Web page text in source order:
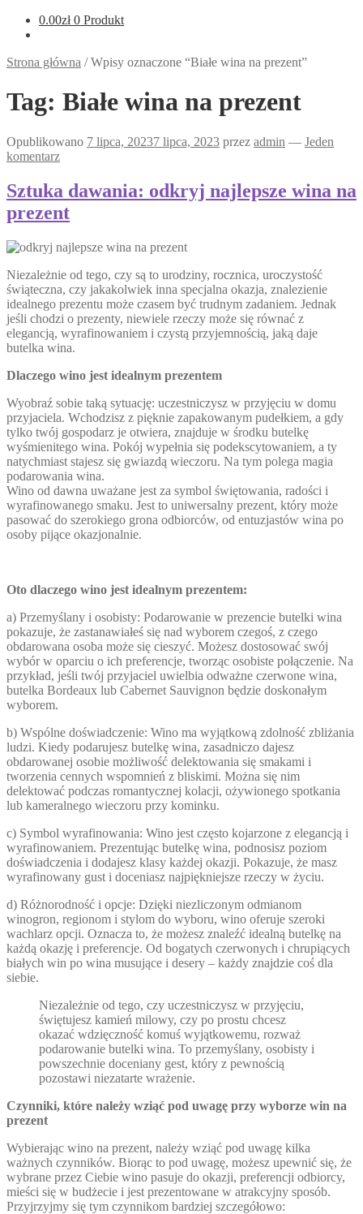
0.00zł 0 Produkt
Strona główna /Wpisy oznaczone “Białe wina na prezent”
Tag: Białe wina na prezent
Opublikowano 7 lipca, 20237 lipca, 2023 przez admin — Jeden
komentarz
Sztuka dawania: odkryj najlepsze wina na
prezent
Niezależnie od tego, czy są to urodziny, rocznica, uroczystość
świąteczna, czy jakakolwiek inna specjalna okazja, znalezienie
idealnego prezentu może czasem być trudnym zadaniem. Jednak
jeśli chodzi o prezenty, niewiele rzeczy może się równać z
elegancją, wyrafinowaniem i czystą przyjemnością, jaką daje
butelka wina.
Dlaczego wino jest idealnym prezentem
Wyobraź sobie taką sytuację: uczestniczysz w przyjęciu w domu
przyjaciela. Wchodzisz z pięknie zapakowanym pudełkiem, a gdy
tylko twój gospodarz je otwiera, znajduje w środku butelkę
wyśmienitego wina. Pokój wypełnia się podekscytowaniem, a ty
natychmiast stajesz się gwiazdą wieczoru. Na tym polega magia
podarowania wina.
Wino od dawna uważane jest za symbol świętowania, radości i
wyrafinowanego smaku. Jest to uniwersalny prezent, który może
pasować do szerokiego grona odbiorców, od entuzjastów wina po
osoby pijące okazjonalnie.
Oto dlaczego wino jest idealnym prezentem:
a) Przemyślany i osobisty: Podarowanie w prezencie butelki wina
pokazuje, że zastanawiałeś się nad wyborem czegoś, z czego
obdarowana osoba może się cieszyć. Możesz dostosować swój
wybór w oparciu o ich preferencje, tworząc osobiste połączenie. Na
przykład, jeśli twój przyjaciel uwielbia odważne czerwone wina,
butelka Bordeaux lub Cabernet Sauvignon będzie doskonałym
wyborem.
b) Wspólne doświadczenie: Wino ma wyjątkową zdolność zbliżania
ludzi. Kiedy podarujesz butelkę wina, zasadniczo dajesz
obdarowanej osobie możliwość delektowania się smakami i
tworzenia cennych wspomnień z bliskimi. Można się nim
delektować podczas romantycznej kolacji, ożywionego spotkania
lub kameralnego wieczoru przy kominku.
c) Symbol wyrafinowania: Wino jest często kojarzone z elegancją i
wyrafinowaniem. Prezentując butelkę wina, podnosisz poziom
doświadczenia i dodajesz klasy każdej okazji. Pokazuje, że masz
wyrafinowany gust i doceniasz najpiękniejsze rzeczy w życiu.
d) Różnorodność i opcje: Dzięki niezliczonym odmianom
winogron, regionom i stylom do wyboru, wino oferuje szeroki
wachlarz opcji. Oznacza to, że możesz znaleźć idealną butelkę na
każdą okazję i preferencje. Od bogatych czerwonych i chrupiących
białych win po wina musujące i desery – każdy znajdzie coś dla
siebie.
Niezależnie od tego, czy uczestniczysz w przyjęciu,
świętujesz kamień milowy, czy po prostu chcesz
okazać wdzięczność komuś wyjątkowemu, rozważ
podarowanie butelki wina. To przemyślany, osobisty i
powszechnie doceniany gest, który z pewnością
pozostawi niezatarte wrażenie.
Czynniki, które należy wziąć pod uwagę przy wyborze win na
prezent
Wybierając wino na prezent, należy wziąć pod uwagę kilka
ważnych czynników. Biorąc to pod uwagę, możesz upewnić się, że
wybrane przez Ciebie wino pasuje do okazji, preferencji odbiorcy,
mieści się w budżecie i jest prezentowane w atrakcyjny sposób.
Przyjrzyjmy się tym czynnikom bardziej szczegółowo: